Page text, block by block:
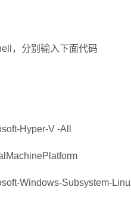
，分别输入下面代码
Hyper-V -All
Windows-Subsystem-